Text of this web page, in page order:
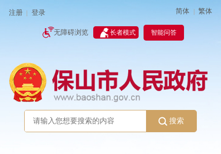
注册 登录 简体 | 繁体
无障碍浏览 长者模式 智能问答
搜索